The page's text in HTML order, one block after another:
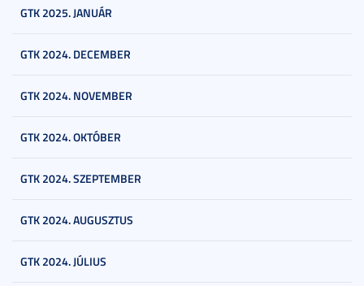
GTK 2025. JANUÁR
GTK 2024. DECEMBER
GTK 2024. NOVEMBER
GTK 2024. OKTÓBER
GTK 2024. SZEPTEMBER
GTK 2024. AUGUSZTUS
GTK 2024. JÚLIUS